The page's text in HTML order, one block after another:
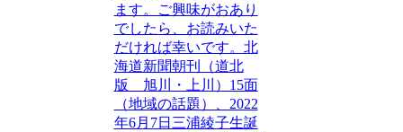
ます。ご興味がおあり
でしたら、お読みいた
だければ幸いです。北
海道新聞朝刊（道北
版 旭川・上川）15面
（地域の話題）、2022
年6月7日三浦綾子生誕